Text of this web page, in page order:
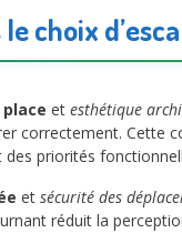
choix
place et esthétique
correctement. Cette
des priorités
et sécurité des
réduit la